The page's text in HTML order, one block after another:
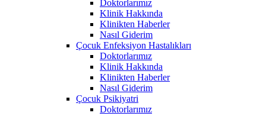
Doktorlarımız
Klinik Hakkında
Klinikten Haberler
Nasıl Giderim
Çocuk Enfeksiyon Hastalıkları
Doktorlarımız
Klinik Hakkında
Klinikten Haberler
Nasıl Giderim
Çocuk Psikiyatri
Doktorlarımız